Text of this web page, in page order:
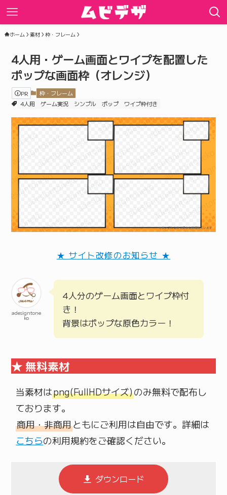
ホーム 素材 枠・フレーム
4人用・ゲーム画面とワイプを配置した
ポップな画面枠（オレンジ）
PR
枠・フレーム
4人用
ゲーム実況 シンプル ポップ ワイプ枠付き
★ サイト改修のお知らせ ★
adesigntone
ko
4人分のゲーム画面とワイプ枠付
き！
背景はポップな原色カラー！
★ 無料素材
当素材はpng(FullHDサイズ)のみ無料で配布し
商用・非商用ともにご利用は自由です。詳細は
こちらの利用規約をご確認ください。
ダウンロード